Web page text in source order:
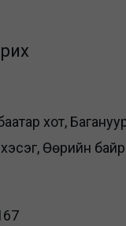
хот, Багануур
Өөрийн байр